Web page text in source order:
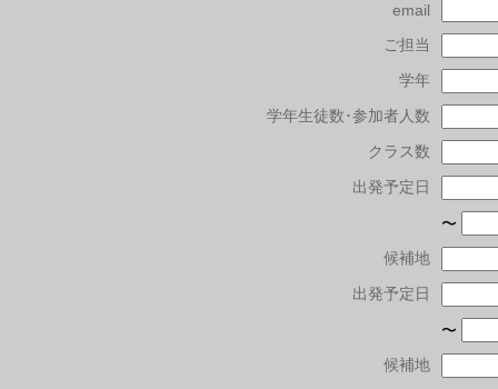
email
ご担当
学年
学年生徒数･参加者人数
クラス数
出発予定日
〜
候補地
出発予定日
〜
候補地